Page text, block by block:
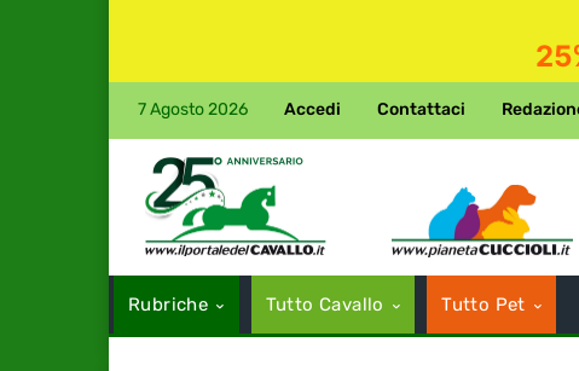
7 Agosto 2026 Accedi Contattaci
Rubriche Tutto Cavallo Tutto Pet